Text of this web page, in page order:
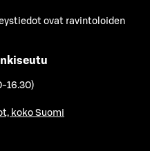
ovat ravintoloiden
16.30)
koko Suomi